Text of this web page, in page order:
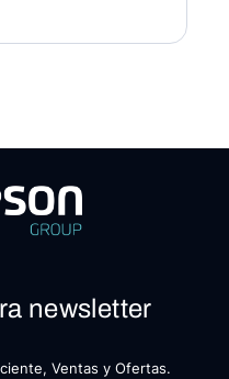
newsletter
Ventas y Ofertas.